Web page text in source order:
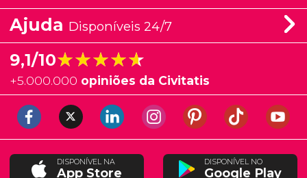
Ajuda Disponíveis 24/7
9,1/10★★★★★
★★★★★
+5.000.000 opiniões da Civitatis
DISPONÍVEL NA
App Store
DISPONÍVEL NO
Google Play